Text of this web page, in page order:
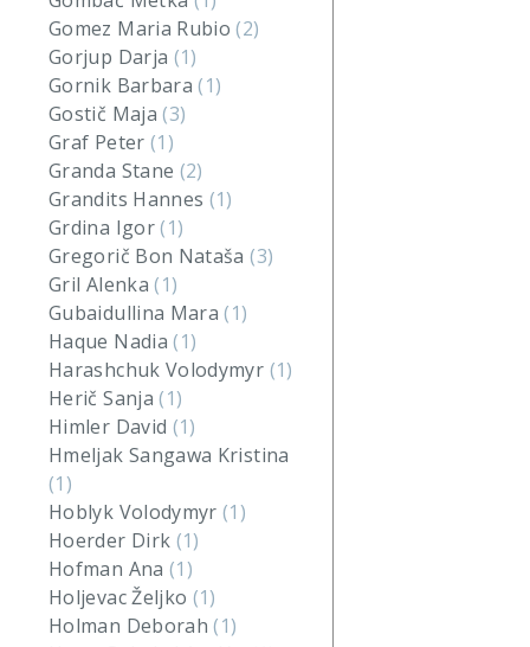
Gomez Maria Rubio(2)
Gorjup Darja (1)
Gornik Barbara(1)
Gostič Maja(3)
Graf Peter (1)
Granda Stane (2)
Grandits Hannes (1)
Grdina Igor(1)
Gregorič Bon Nataša(3)
Gril Alenka(1)
Gubaidullina Mara(1)
Haque Nadia(1)
Harashchuk Volodymyr (1)
Herič Sanja(1)
Himler David (1)
Hmeljak Sangawa Kristina
(1)
Hoblyk Volodymyr(1)
Hoerder Dirk (1)
Hofman Ana (1)
Holjevac Željko (1)
Holman Deborah(1)